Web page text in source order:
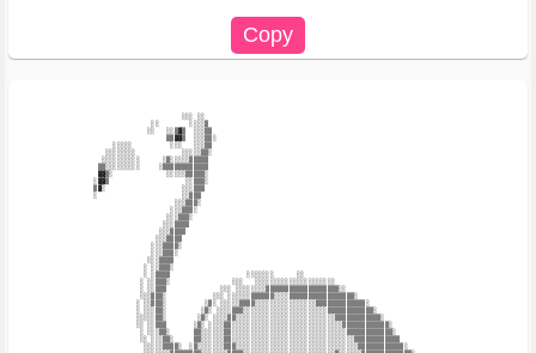
                        ░░░ ░░
                ░░        ░░░░▒
               ░░   ░░▒▓▒  ░░░▒▒
                    ▒▒▓▓▒  ░░░▒▒░
      ░░░░░          ░░░   ░░░▒▒
    ░░░░░░░░            ░░░░░▒▒░
   ░░░░░░░░░░      ░▒░░░░░▒▒▒▒▒
  ▒▒░░░░░░░░░     ░▒▒▒▒▒▒▒▒▒▒▒▒
  ▓▓▒░              ░░░░░▒▒▒▒▒░
░▓▓▒                    ░░▒▒▒░
▒▓░                    ░░░▒▒▒
░                      ░░▒▒▒
                      ░░░▒▒▒░
                     ░░░▒▒▒░
                    ░░░▒▒▒░
                   ░░░▒▒▒▒
                  ░░░▒▒▒▒
                 ░░░▒▒▒▒
                ░░░▒▒▒▒░
                ░░░▒▒▒░
               ░░░▒▒▒▒
              ░ ░░▒▒▒░
              ░ ░▒▒▒▒                    ░░░░░░░      ░░
             ░ ░░▒▒▒░                ░░░   ░░░░░░░░░░░░░░░░░░░░░
             ░ ░░▒▒▒              ░░░ ░░░░░░░░▒▒▒▒▒▒▒▒▒▒▒▒▒▒▒▒▒▒▒░░
             ░░░▒▒▒░            ░░░ ░░░░░░▒▒▒▒▒▒░░░░▒▒▒▒▒▒▒▒▒▒▒▒▒▒▒▒▒░
            ░ ░░▒▒▒░          ░▒░ ░░░░░▒▒▒▒░░░░░░░░░░░░░░░░▒▒▒▒▒▒▒▒▒▒▒▒▒░
            ░ ░░░▒▒░         ░▒░ ░░░░▒▒▒░░░░░░░░░░░░░░░░░░░░░░▒▒▒▒▒▒▒▒▒▒▒▒░
            ░░░░░▒▒░        ░▒░ ░░░░▒▒░░░░░░░░░░░░░░░░░░░░░░░░░░▒▒▒▒▒▒▒▒▒▒▒▒░
            ░░ ░░▒▒▒       ░▒░ ░░░░▒▒░░░░░░░░░░░░░░░░░░░░░░░░░░░░░▒▒▒▒▒▒▒▒▒▒▒▒░
             ░ ░░░▒▒░      ▒▒░░░░░░▒▒░░░░░░░░░░░░░░░░░░░░░░░░░░░░░░▒▒▒▒▒▒▒▒▒▒▒▒░
             ░░ ░░░▒▒░     ▒▒░░░░░░▒▒░░░░░░░░░░░░░░░░░░░░░░░░░░░░░░░░▒▒▒▒▒▒▒▒▒▒▒▒
              ░░░░░▒▒▒▒░  ░▒░░░░░░░▒▒▒░░░░░░░░░░░░░░░░░░░░░░░░░░░░░░░░▒▒▒▒▒▒▒▒▒▒▒▒░